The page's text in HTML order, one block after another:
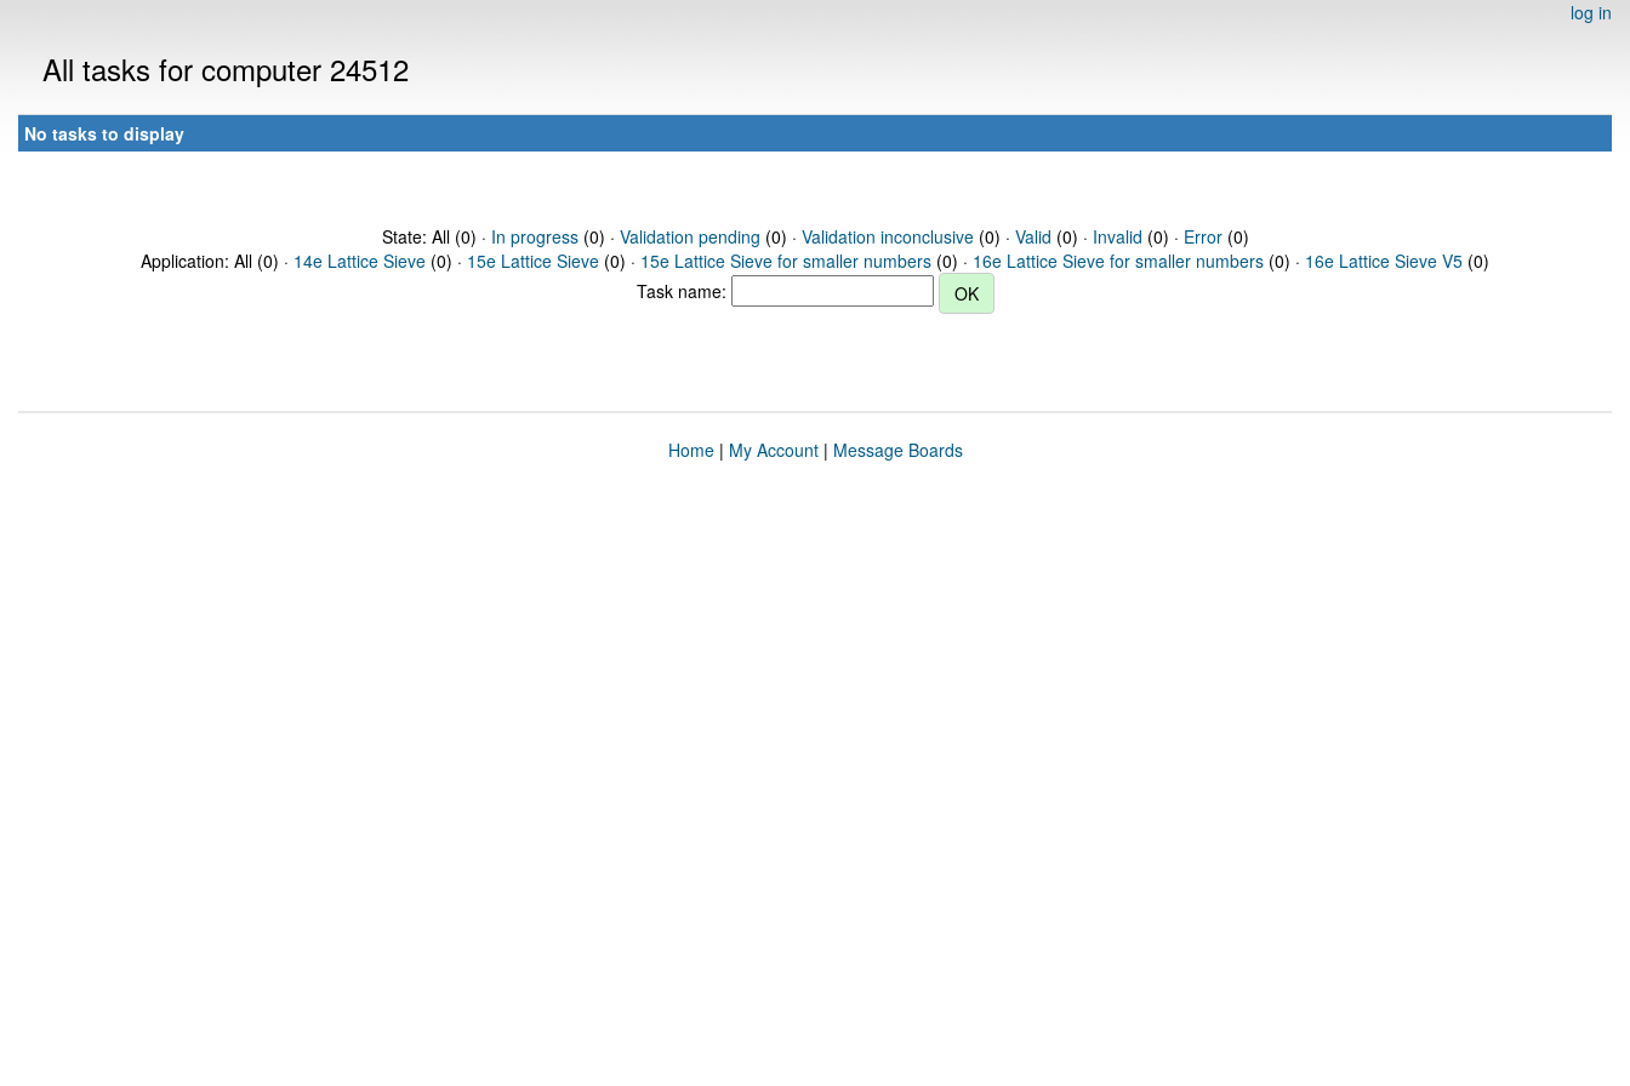
log in
All tasks for computer 24512
No tasks to display
State: All (0) · In progress(0) · Validation pending (0) · Validation inconclusive(0) · Valid (0) · Invalid (0) · Error(0)
Application: All (0) · 14e Lattice Sieve (0) · 15e Lattice Sieve (0) · 15e Lattice Sieve for smaller numbers (0) · 16e Lattice Sieve for smaller numbers (0) · 16e Lattice Sieve V5 (0)
Task name:
Home| My Account| Message Boards